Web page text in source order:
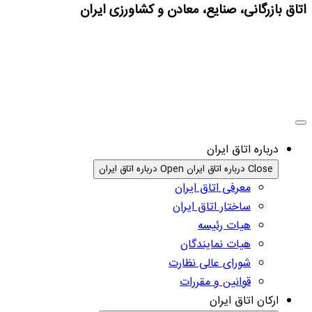
اتاق بازرگانی، صنایع، معادن و کشاورزی ایران
درباره اتاق ایران
Close درباره اتاق ایران Open درباره اتاق ایران
معرفی اتاق ایران
ساختار اتاق ایران
هیات رئیسه
هیات نمایندگان
شورای عالی نظارت
قوانین و مقررات
ارکان اتاق ایران